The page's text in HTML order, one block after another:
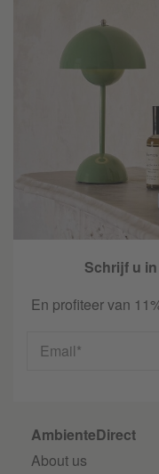
Schrijf u
En profiteer van
Email*
AmbienteDirect
About us